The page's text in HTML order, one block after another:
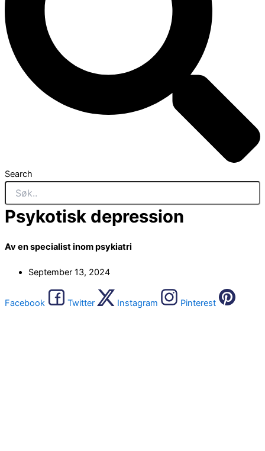
Search
Psykotisk depression
Av en specialist inom psykiatri
September 13, 2024
Facebook Twitter Instagram Pinterest